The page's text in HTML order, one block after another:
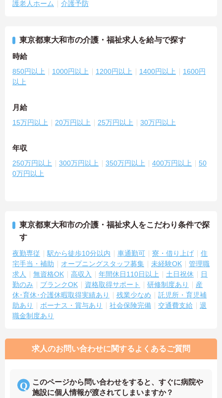
護老人ホーム 介護予防
東京都東大和市の介護・福祉求人を給与で探す
時給
850円以上 1000円以上 1200円以上 1400円以上
1600円
以上
月給
15万円以上 20万円以上 25万円以上 30万円以上
年収
250万円以上 300万円以上 350万円以上 400万円以上
50
0万円以上
東京都東大和市の介護・福祉求人をこだわり条件で探
す
夜勤専従 駅から徒歩10分以内 車通勤可 寮・借り上げ
住
宅手当・補助
オープニングスタッフ募集 未経験OK
管理職
求人
無資格OK 高収入 年間休日110日以上 土日祝休
日
勤のみ
ブランクOK 資格取得サポート 研修制度あり
産
休･育休･介護休暇取得実績あり
残業少なめ
託児所・育児補
助あり
ボーナス・賞与あり 社会保険完備 交通費支給
退
職金制度あり
求人のお問い合わせに関するよくあるご質問
このページから問い合わせをすると、すぐに病院や
施設に個人情報が渡されてしまいますか？